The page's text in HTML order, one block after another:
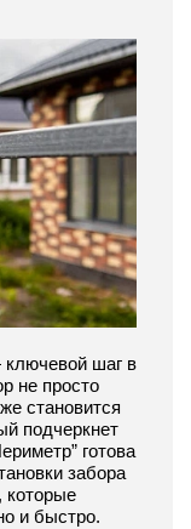
ключевой шаг в
не просто
становится
подчеркнет
готова
забора
которые
и быстро.